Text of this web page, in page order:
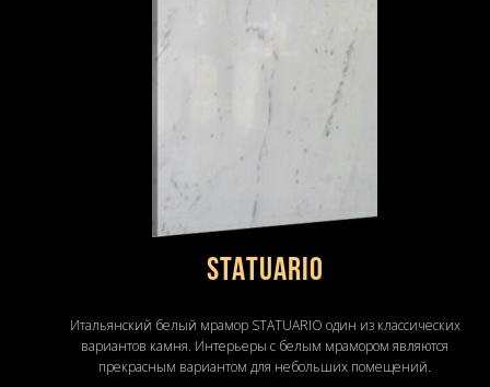
STATUARIO
Итальянский белый мрамор STATUARIO один из классических
вариантов камня. Интерьеры с белым мрамором являются
прекрасным вариантом для небольших помещений.